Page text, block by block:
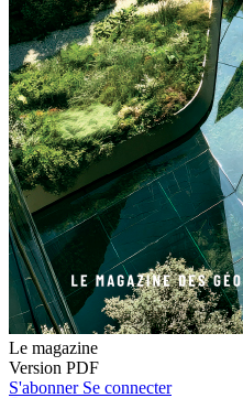
Le magazine
Version PDF
S'abonner Se connecter